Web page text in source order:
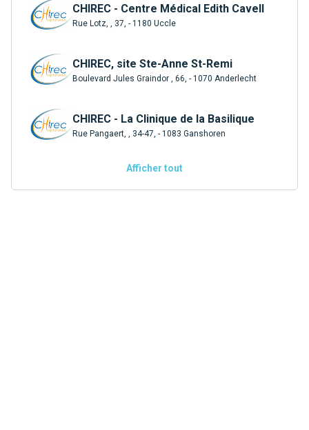
CHIREC - Centre Médical Edith Cavell
Rue Lotz, , 37, - 1180 Uccle
CHIREC, site Ste-Anne St-Remi
Boulevard Jules Graindor , 66, - 1070 Anderlecht
CHIREC - La Clinique de la Basilique
Rue Pangaert, , 34-47, - 1083 Ganshoren
Afficher tout